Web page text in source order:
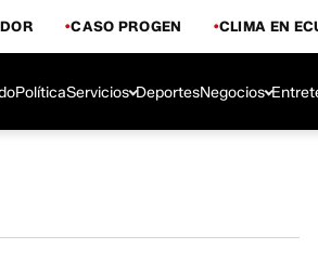
CASO PROGEN CLIMA EN
PolíticaServicios DeportesNegocios